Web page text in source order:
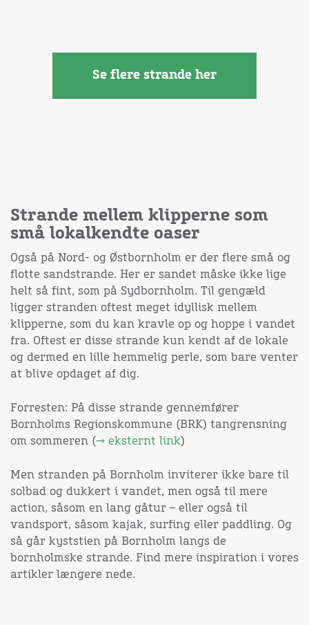
Se flere strande her
Strande mellem klipperne som
små lokalkendte oaser
Også på Nord- og Østbornholm er der flere små og
flotte sandstrande. Her er sandet måske ikke lige
helt så fint, som på Sydbornholm. Til gengæld
ligger stranden oftest meget idyllisk mellem
klipperne, som du kan kravle op og hoppe i vandet
fra. Oftest er disse strande kun kendt af de lokale
og dermed en lille hemmelig perle, som bare venter
at blive opdaget af dig.
Forresten: På disse strande gennemfører
Bornholms Regionskommune (BRK) tangrensning
om sommeren (→ eksternt link)
Men stranden på Bornholm inviterer ikke bare til
solbad og dukkert i vandet, men også til mere
action, såsom en lang gåtur – eller også til
vandsport, såsom kajak, surfing eller paddling. Og
så går kyststien på Bornholm langs de
bornholmske strande. Find mere inspiration i vores
artikler længere nede.